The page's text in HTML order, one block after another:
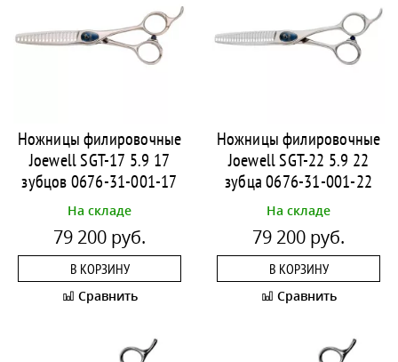
Ножницы филировочные
Joewell SGT-17 5.9 17
зубцов 0676-31-001-17
На складе
79 200 руб.
В КОРЗИНУ
Сравнить
Ножницы филировочные
Joewell SGT-22 5.9 22
зубца 0676-31-001-22
На складе
79 200 руб.
В КОРЗИНУ
Сравнить